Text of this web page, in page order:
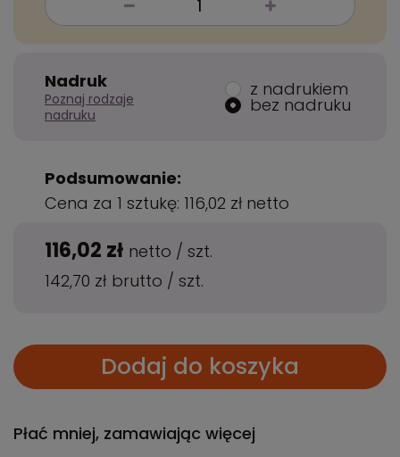
Nadruk
Poznaj rodzaje
nadruku
z nadrukiem
bez nadruku
Podsumowanie:
Cena za 1 sztukę: 116,02 zł netto
116,02 zł netto / szt.
142,70 zł brutto / szt.
Dodaj do koszyka
Płać mniej, zamawiając więcej